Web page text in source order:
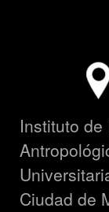
Instituto
Ciudad de